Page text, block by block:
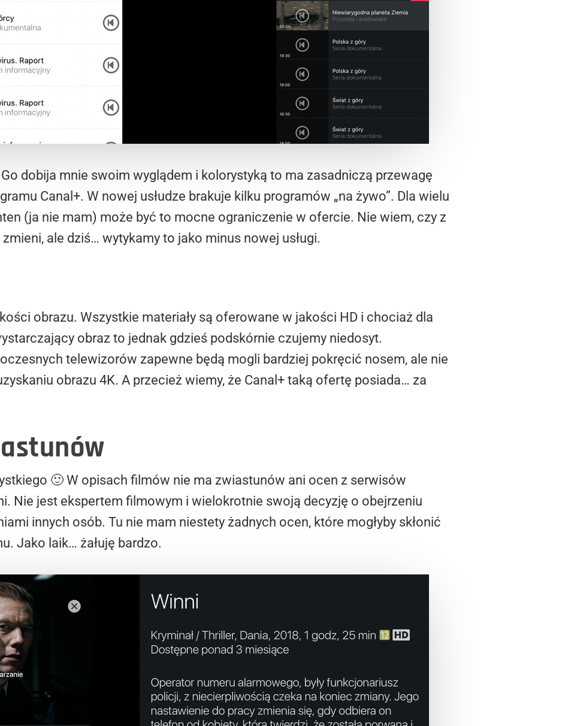
dobija mnie swoim wyglądem i kolorystyką to ma zasadniczą przewagę
Canal+. W nowej usłudze brakuje kilku programów „na żywo”. Dla wielu
(ja nie mam) może być to mocne ograniczenie w ofercie. Nie wiem, czy z
ale dziś… wytykamy to jako minus nowej usługi.
obrazu. Wszystkie materiały są oferowane w jakości HD i chociaż dla
obraz to jednak gdzieś podskórnie czujemy niedosyt.
telewizorów zapewne będą mogli bardziej pokręcić nosem, ale nie
obrazu 4K. A przecież wiemy, że Canal+ taką ofertę posiada… za
🙂 W opisach filmów nie ma zwiastunów ani ocen z serwisów
Nie jest ekspertem filmowym i wielokrotnie swoją decyzję o obejrzeniu
innych osób. Tu nie mam niestety żadnych ocen, które mogłyby skłonić
Jako laik… żałuję bardzo.